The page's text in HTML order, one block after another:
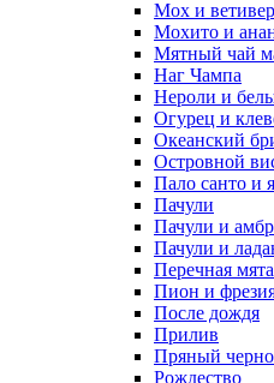
Мох и ветивер
Мохито и
Мятный чай
Наг Чампа
Нероли и
Огурец и
Океанский
Островной
Пало санто и
Пачули
Пачули и
Пачули и
Перечная
Пион и
После дождя
Прилив
Пряный
Рождество